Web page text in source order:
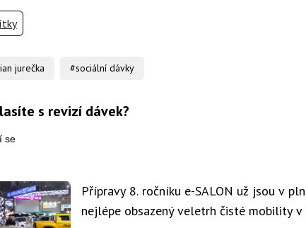
jurečka #sociální dávky
s revizí dávek?
Přípravy 8. ročníku e-SALON už jsou v
nejlépe obsazený veletrh čisté mobility